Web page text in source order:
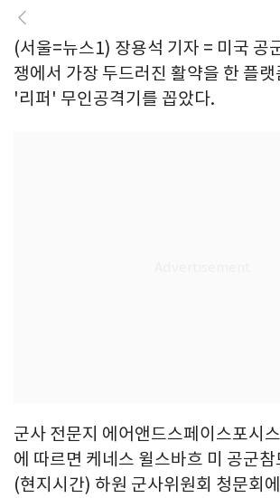
(서울=뉴스1) 장용석 기자 = 미국 공
쟁에서 가장 두드러진 활약을 한 플
'리퍼' 무인공격기를 꼽았다.
군사 전문지 에어앤드스페이스포시
에 따르면 케네스 윌스바흐 미 공군
(현지시간) 하원 군사위원회 청문회